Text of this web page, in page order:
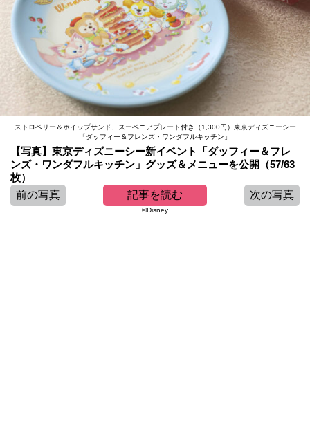
ストロベリー＆ホイップサンド、スーベニアプレート付き（1,300円）東京ディズニーシー
「ダッフィー＆フレンズ・ワンダフルキッチン」
【写真】東京ディズニーシー新イベント「ダッフィー＆フレ
ンズ・ワンダフルキッチン」グッズ＆メニューを公開（57/63
枚）
前の写真
記事を読む 次の写真
©Disney